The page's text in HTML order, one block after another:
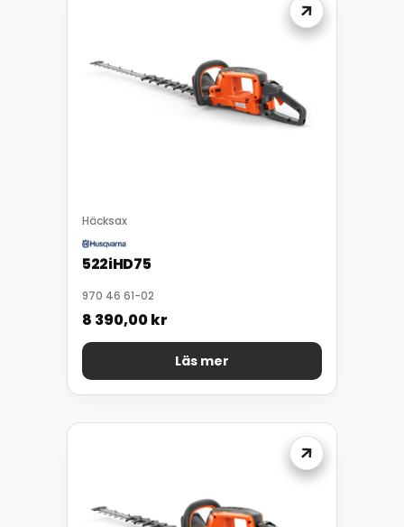
Häcksax
522iHD75
970 46 61-02
8 390,00kr
Läs mer